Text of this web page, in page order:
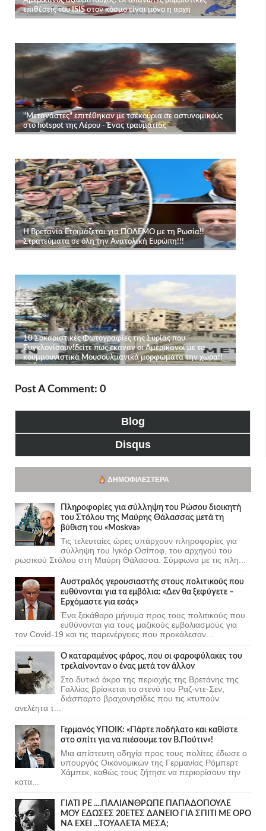
Post A Comment: 0
Blog
Disqus
ΔΗΜΟΦΙΛΈΣΤΕΡΑ
Πληροφορίες για σύλληψη του Ρώσου διοικητή
του Στόλου της Mαύρης Θάλασσας μετά τη
βύθιση του «Moskva»
Τις τελευταίες ώρες υπάρχουν πληροφορίες για
σύλληψη του Ιγκόρ Οσίποφ, του αρχηγού του
ρωσικού Στόλου στη Μαύρη Θάλασσα. Σύμφωνα με τις πλη...
Αυστραλός γερουσιαστής στους πολιτικούς που
ευθύνονται για τα εμβόλια: «Δεν θα ξεφύγετε –
Ερχόμαστε για εσάς»
Ένα ξεκάθαρο μήνυμα προς τους πολιτικούς που
ευθύνονται για τους μαζικούς εμβολιασμούς για
τον Covid-19 και τις παρενέργειες που προκάλεσαν...
Ο καταραμένος φάρος, που οι φαροφύλακες του
τρελαίνονταν ο ένας μετά τον άλλον
Στο δυτικό άκρο της περιοχής της Βρετάνης της
Γαλλίας βρίσκεται το στενό του Ραζ-ντε-Σεν,
διάσπαρτο βραχονησίδες που τις κτυπούν
ανελέητα τ...
Γερμανός ΥΠΟΙΚ: «Πάρτε ποδήλατο και καθίστε
στο σπίτι για να πιέσουμε τον Β.Πούτιν»!
Μια απίστευτη οδηγία προς τους πολίτες έδωσε ο
υπουργός Οικονομικών της Γερμανίας Ρόμπερτ
Χάμπεκ, καθώς τους ζήτησε να περιορίσουν την
κατα...
ΓΙΑΤΙ ΡΕ ....ΠΑΛΙΑΝΘΡΩΠΕ ΠΑΠΑΔΟΠΟΥΛΕ
ΜΟΥ ΕΔΩΣΕΣ 20ΕΤΕΣ ΔΑΝΕΙΟ ΓΙΑ ΣΠΙΤΙ ΜΕ ΟΡΟ
ΝΑ ΕΧΕΙ ...ΤΟΥΑΛΕΤΑ ΜΕΣΑ;